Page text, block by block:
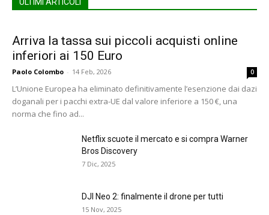
ULTIMI ARTICOLI
Arriva la tassa sui piccoli acquisti online
inferiori ai 150 Euro
Paolo Colombo - 14 Feb, 2026 0
L’Unione Europea ha eliminato definitivamente l’esenzione dai dazi
doganali per i pacchi extra-UE dal valore inferiore a 150 €, una
norma che fino ad...
Netflix scuote il mercato e si compra Warner
Bros Discovery
7 Dic, 2025
DJI Neo 2: finalmente il drone per tutti
15 Nov, 2025